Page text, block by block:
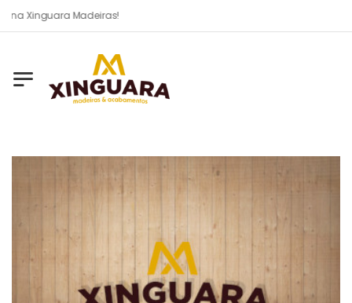
Xinguara Madeiras!